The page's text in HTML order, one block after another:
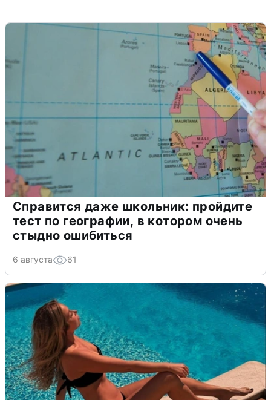
Справится даже школьник: пройдите
тест по географии, в котором очень
стыдно ошибиться
6 августа 61